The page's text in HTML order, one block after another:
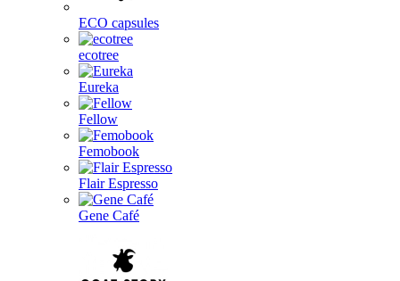
ECO capsules
ecotree
Eureka
Fellow
Femobook
Flair Espresso
Gene Café